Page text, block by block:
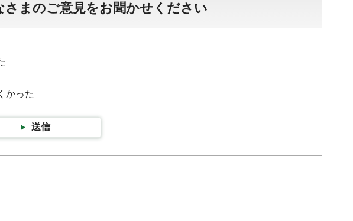
まのご意見をお聞かせください
かった
送信